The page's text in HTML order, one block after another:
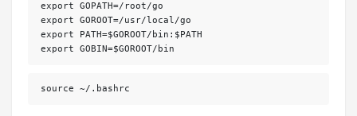
export GOPATH=/root/go
export GOROOT=/usr/local/go
export PATH=$GOROOT/bin:$PATH
export GOBIN=$GOROOT/bin
source ~/.bashrc